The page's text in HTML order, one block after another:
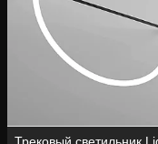
Трековый светильник